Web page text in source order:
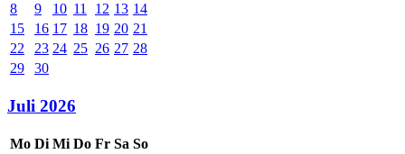
8
9 10 11 12 13 14
15
16 17 18 19 20 21
22
23 24 25 26 27 28
29
30
Juli 2026
Mo Di Mi Do Fr Sa So